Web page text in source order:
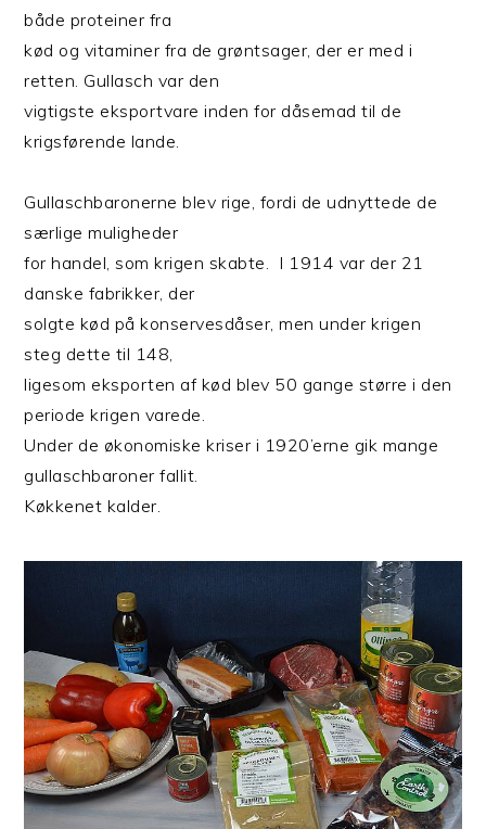
både proteiner fra
kød og vitaminer fra de grøntsager, der er med i
retten. Gullasch var den
vigtigste eksportvare inden for dåsemad til de
krigsførende lande.
Gullaschbaronerne blev rige, fordi de udnyttede de
særlige muligheder
for handel, som krigen skabte. I 1914 var der 21
danske fabrikker, der
solgte kød på konservesdåser, men under krigen
steg dette til 148,
ligesom eksporten af kød blev 50 gange større i den
periode krigen varede.
Under de økonomiske kriser i 1920’erne gik mange
gullaschbaroner fallit.
Køkkenet kalder.